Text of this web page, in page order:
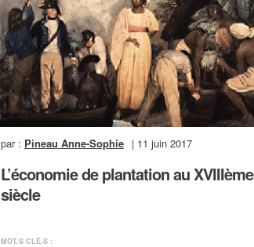
par : Pineau Anne-Sophie | 11 juin 2017
L’économie de plantation au XVIIIème
siècle
MOT.S CLÉ.S :